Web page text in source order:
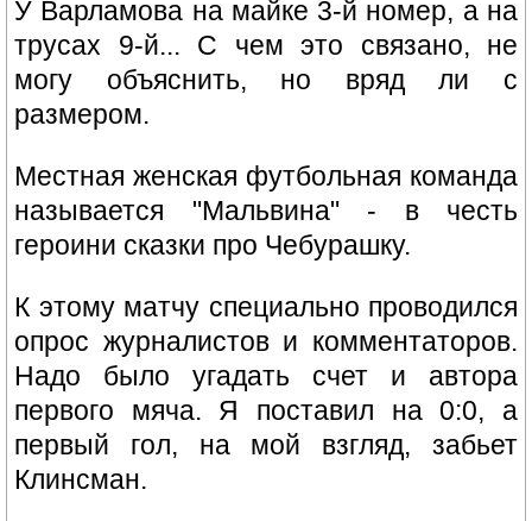
У Варламова на майке 3-й номер, а на
трусах 9-й... С чем это связано, не
могу объяснить, но вряд ли с
размером.
Местная женская футбольная команда
называется "Мальвина" - в честь
героини сказки про Чебурашку.
К этому матчу специально проводился
опрос журналистов и комментаторов.
Надо было угадать счет и автора
первого мяча. Я поставил на 0:0, а
первый гол, на мой взгляд, забьет
Клинсман.